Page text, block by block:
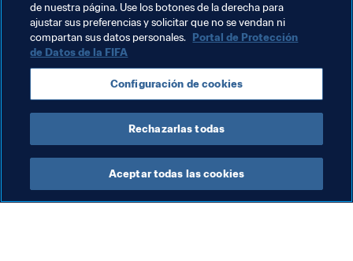
Hinchas de Uruguay | Hinchas de Arabia Saudí
Vive Rusia 2018​
Facebook | En Instagram
de nuestra página. Use los botones de la derecha para
ajustar sus preferencias y solicitar que no se vendan ni
compartan sus datos personales. Portal de Protección
de Datos de la FIFA
Configuración de cookies
Rechazarlas todas
Aceptar todas las cookies